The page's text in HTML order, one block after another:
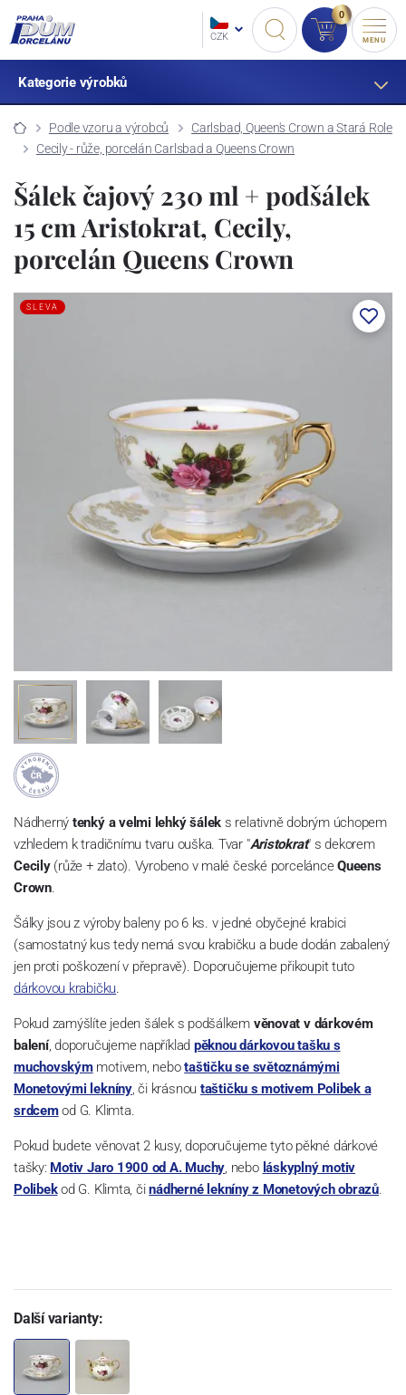
CZK
0
MENU
Kategorie výrobků
Podle vzoru a výrobců
Carlsbad, Queen's Crown a Stará Role
Cecily - růže, porcelán Carlsbad a Queens Crown
Šálek čajový 230 ml + podšálek
15 cm Aristokrat, Cecily,
porcelán Queens Crown
SLEVA
Nádherný tenký a velmi lehký šálek s relativně dobrým úchopem
vzhledem k tradičnímu tvaru ouška. Tvar "Aristokrat" s dekorem
Cecily(růže + zlato). Vyrobeno v malé české porcelánceQueens
Crown.
Šálky jsou z výroby baleny po 6 ks. v jedné obyčejné krabici
(samostatný kus tedy nemá svou krabičku a bude dodán zabalený
jen proti poškození v přepravě). Doporučujeme přikoupit tuto
dárkovou krabičku.
Pokud zamýšlíte jeden šálek s podšálkem věnovat v dárkovém
balení, doporučujeme například pěknou dárkovou tašku s
muchovskýmmotivem, nebotaštičku se světoznámými
Monetovými lekníny, či krásnou taštičku s motivem Polibek a
srdcemod G. Klimta.
Pokud budete věnovat 2 kusy, doporučujeme tyto pěkné dárkové
tašky: Motiv Jaro 1900 od A. Muchy, nebo láskyplný motiv
Polibekod G. Klimta, činádherné lekníny z Monetových obrazů.
Další varianty: